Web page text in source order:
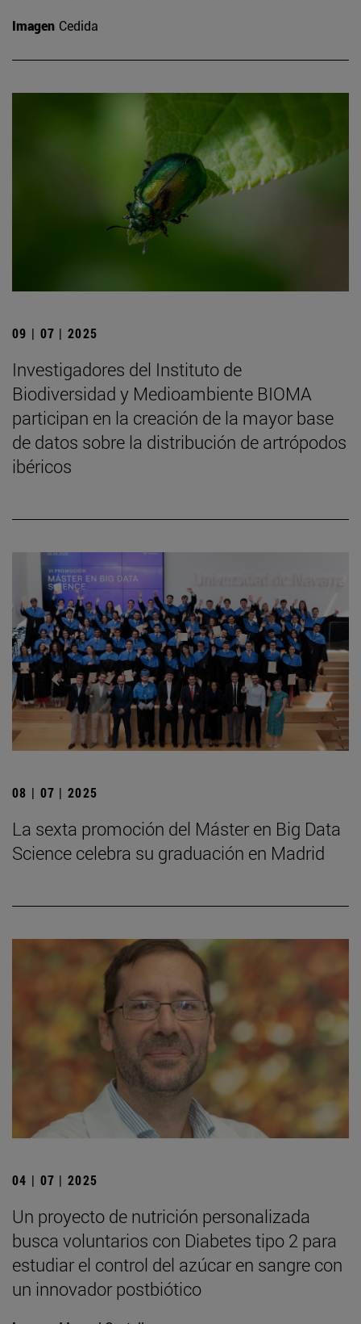
Imagen Cedida
09 | 07 | 2025
Investigadores del Instituto de
Biodiversidad y Medioambiente BIOMA
participan en la creación de la mayor base
de datos sobre la distribución de artrópodos
ibéricos
08 | 07 | 2025
La sexta promoción del Máster en Big Data
Science celebra su graduación en Madrid
04 | 07 | 2025
Un proyecto de nutrición personalizada
busca voluntarios con Diabetes tipo 2 para
estudiar el control del azúcar en sangre con
un innovador postbiótico